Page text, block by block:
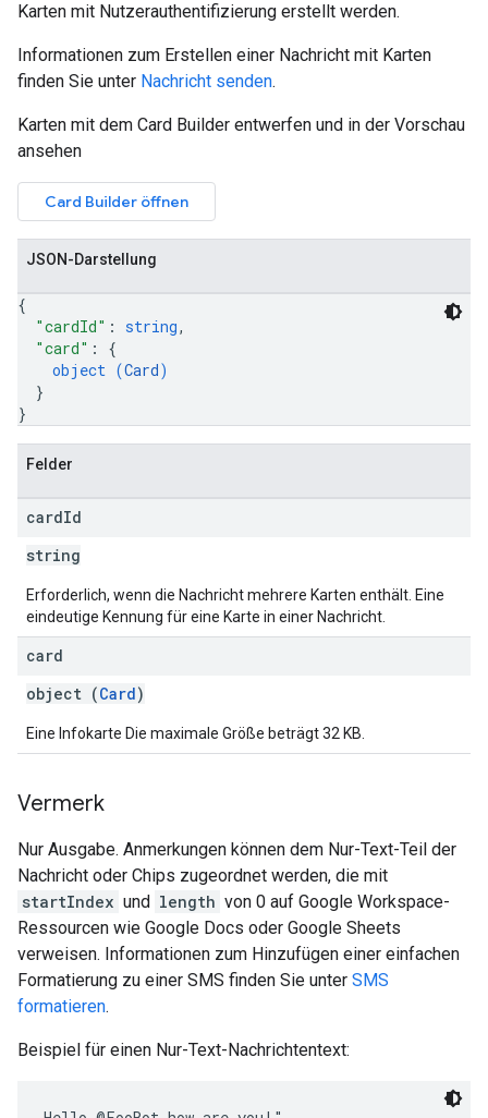
Karten mit Nutzerauthentifizierung erstellt werden.
Informationen zum Erstellen einer Nachricht mit Karten
finden Sie unter Nachricht senden.
Karten mit dem Card Builder entwerfen und in der Vorschau
ansehen
Card Builder öffnen
JSON-Darstellung
{
"cardId" : string,
"card" : {
object (Card)
}
}
Felder
cardId
string
Erforderlich, wenn die Nachricht mehrere Karten enthält. Eine
eindeutige Kennung für eine Karte in einer Nachricht.
card
object (Card)
Eine Infokarte Die maximale Größe beträgt 32 KB.
Vermerk
Nur Ausgabe. Anmerkungen können dem Nur-Text-Teil der
Nachricht oder Chips zugeordnet werden, die mit
startIndex und length von 0 auf Google Workspace-
Ressourcen wie Google Docs oder Google Sheets
verweisen. Informationen zum Hinzufügen einer einfachen
Formatierung zu einer SMS finden Sie unter SMS
formatieren.
Beispiel für einen Nur-Text-Nachrichtentext: